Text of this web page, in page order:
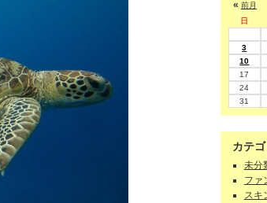
« 前月
日
3
10
17
24
31
カテゴ
未分
ファ
スキ